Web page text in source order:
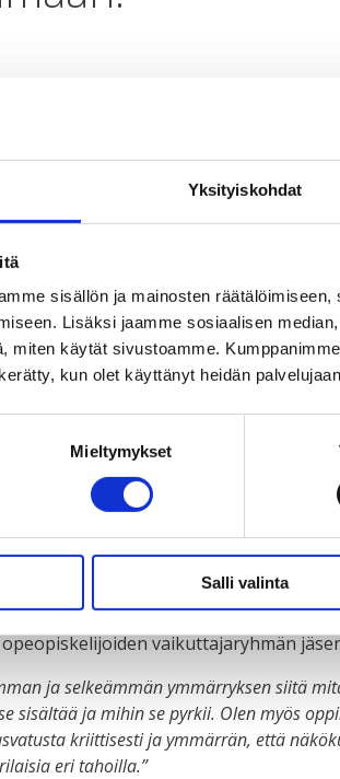
Yksityiskohdat
sisällön ja mainosten
Lisäksi jaamme sosiaalisen
miten käytät sivustoamme.
kun olet käyttänyt heidän
Mieltymykset
Salli valinta
kiinnostuneita, innokkaita
vaikuttajaryhmään!
tavoitteena on edistää
syvennyttiin
pääsivät pohtimaan, millaista
Tänä syksynä vaikuttajaryhmä
osallistujien kiinnostuksen mukaan.
on vakiintunutta ja tavoitteellista
perusoikeuksien ja tasavertaisten
Taksvärkin globaalikasvatus tuo
ihmisiin ja ihmistenvälisyyteen,
ja moninaisuuden edistäminen ovat
vaikuttajaryhmän
ja selkeämmän ymmärryksen siitä
sisältää ja mihin se pyrkii. Olen myös
kriittisesti ja ymmärrän, että
eri tahoilla.”